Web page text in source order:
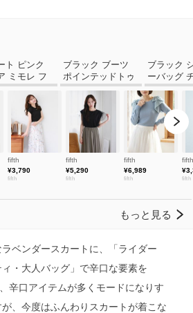
ベンダースカートに、「ライダー
・大人バッグ」で辛口な要素を
辛口アイテムが多くモードになりす
、今度はふんわりスカートが着こな